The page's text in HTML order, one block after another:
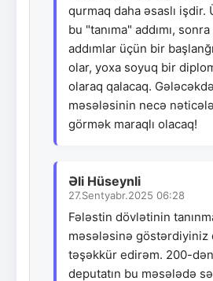
qurmaq daha əsaslı işdir.
bu "tanıma" addımı,
addımlar üçün bir
olar, yoxa soyuq bir
olaraq qalacaq.
məsələsinin necə
görmək maraqlı olacaq!
Əli Hüseynli
27.Sentyabr.2025 06:28
Fələstin dövlətinin
məsələsinə göstərdiyiniz
təşəkkür edirəm. 200-
deputatın bu məsələdə